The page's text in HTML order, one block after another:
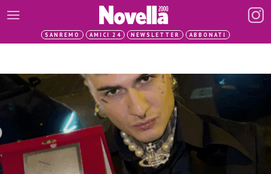
SANREMO AMICI 24 NEWSLETTER ABBONATI